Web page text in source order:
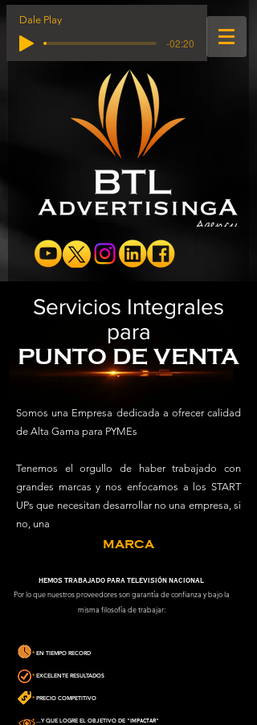
Dale Play
-02:20
Servicios Integrales
para
PUNTO DE VENTA
Somos una Empresa dedicada a ofrecer calidad
de Alta Gama para PYMEs
Tenemos el orgullo de haber trabajado con
grandes marcas y nos enfocamos a los START
UPs que necesitan desarrollar no una empresa, si
no, una
MARCA
* EN TIEMPO RECORD
* EXCELENTE RESULTADOS
* PRECIO COMPETITIVO
* ...Y QUE LOGRE EL OBJETIVO DE "IMPACTAR"
HEMOS TRABAJADO PARA TELEVISIÓN NACIONAL
Por lo que nuestros proveedores son garantía de confianza y bajo la
misma filosofía de trabajar: